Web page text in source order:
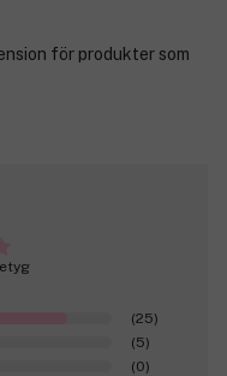
för produkter som
(25)
(5)
(0)